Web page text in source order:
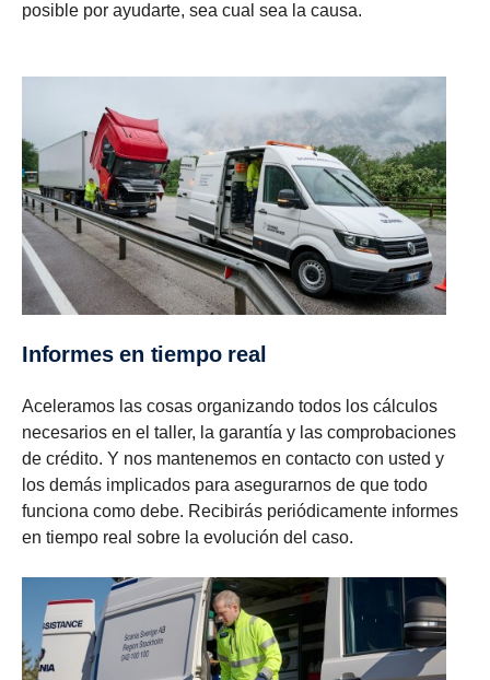
posible por ayudarte, sea cual sea la causa.
Informes en tiempo real
Aceleramos las cosas organizando todos los cálculos
necesarios en el taller, la garantía y las comprobaciones
de crédito. Y nos mantenemos en contacto con usted y
los demás implicados para asegurarnos de que todo
funciona como debe. Recibirás periódicamente informes
en tiempo real sobre la evolución del caso.